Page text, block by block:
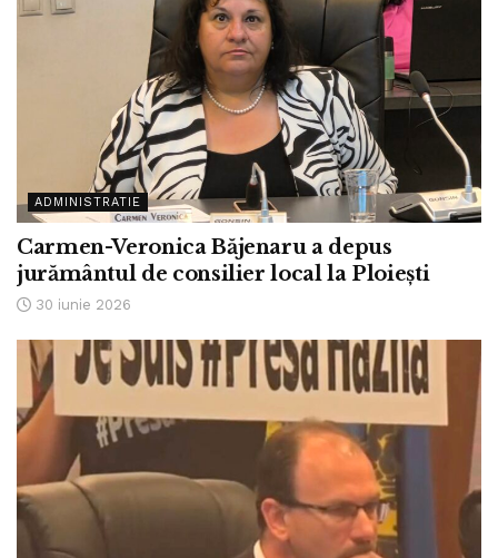
ADMINISTRATIE
Carmen-Veronica Băjenaru a depus
jurământul de consilier local la Ploiești
30 iunie 2026